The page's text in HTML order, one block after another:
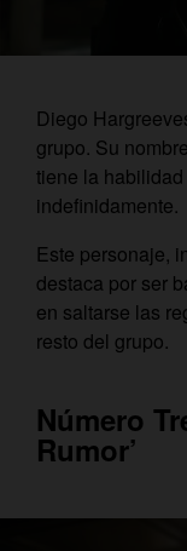
Diego
grupo. Su
tiene la
indefinidamente.
Este personaje,
destaca por ser
en saltarse las
resto del grupo.
Número
Rumor’